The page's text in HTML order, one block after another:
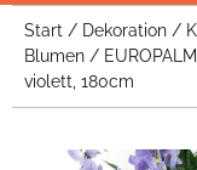
Start / Dekoration /
Blumen /
violett, 180cm